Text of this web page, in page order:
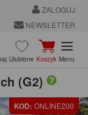
ZALOGUJ
NEWSLETTER
Ulubione Koszyk Menu
(G2)
KOD: ONLINE200